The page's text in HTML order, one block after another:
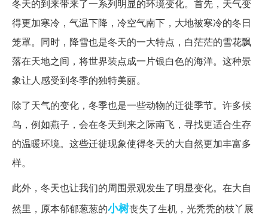
冬天的到来带来了一系列明显的环境变化。首先，天气变
得更加寒冷，气温下降，冷空气南下，大地被寒冷的冬日
笼罩。同时，降雪也是冬天的一大特点，白茫茫的雪花飘
落在天地之间，将世界装点成一片银白色的海洋。这种景
象让人感受到冬季的独特美丽。
除了天气的变化，冬季也是一些动物的迁徙季节。许多候
鸟，例如燕子，会在冬天到来之际南飞，寻找更适合生存
的温暖环境。这些迁徙现象使得冬天的大自然更加丰富多
样。
此外，冬天也让我们的周围景观发生了明显变化。在大自
然里，原本郁郁葱葱的小树丧失了生机，光秃秃的枝丫展